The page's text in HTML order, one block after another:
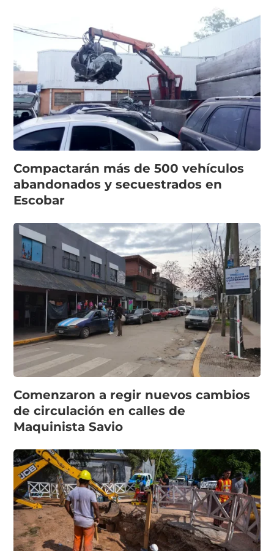
Compactarán más de 500 vehículos
abandonados y secuestrados en
Escobar
Comenzaron a regir nuevos cambios
de circulación en calles de
Maquinista Savio